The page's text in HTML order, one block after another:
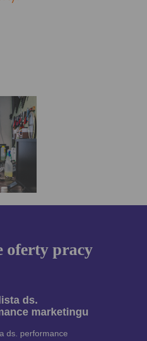
oferty pracy
ds.
marketingu
ds. performance